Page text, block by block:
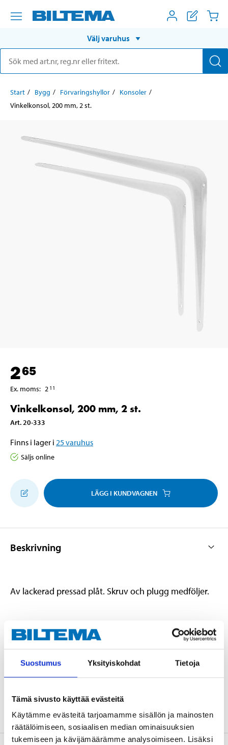
Suostumus Yksityiskohdat Tietoja
Tämä sivusto käyttää evästeitä
Käytämme evästeitä tarjoamamme sisällön ja mainosten
räätälöimiseen, sosiaalisen median ominaisuuksien
tukemiseen ja kävijämäärämme analysoimiseen. Lisäksi
Välj varuhus
Start Bygg Förvaringshyllor
Konsoler
Vinkelkonsol, 200 mm, 2 st.
265
Ex. moms: 2 11
Vinkelkonsol, 200 mm, 2 st.
Art. 20-333
Finns i lager i 25varuhus
Säljs online
LÄGG I KUNDVAGNEN
Beskrivning
Av lackerad pressad plåt. Skruv och plugg medföljer.
Teknisk specifikation
Höjd
150 mm
Djup
200 mm
Max belastning